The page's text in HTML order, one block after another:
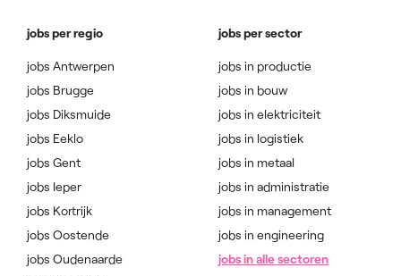
jobs per regio
jobs Antwerpen
jobs Brugge
jobs Diksmuide
jobs Eeklo
jobs Gent
jobs Ieper
jobs Kortrijk
jobs Oostende
jobs Oudenaarde
jobs per sector
jobs in productie
jobs in bouw
jobs in elektriciteit
jobs in logistiek
jobs in metaal
jobs in administratie
jobs in management
jobs in engineering
jobs in alle sectoren